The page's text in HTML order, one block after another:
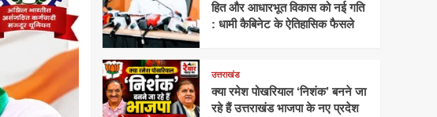
हित और आधारभूत विकास को नई गति
: धामी कैबिनेट के ऐतिहासिक फैसले
उत्तराखंड
क्या रमेश पोखरियाल ‘निशंक’ बनने जा
रहे हैं उत्तराखंड भाजपा के नए प्रदेश